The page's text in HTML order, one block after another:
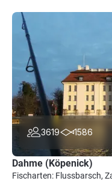
3619 1586
Dahme (Köpenick)
Fischarten: Flussbarsch,